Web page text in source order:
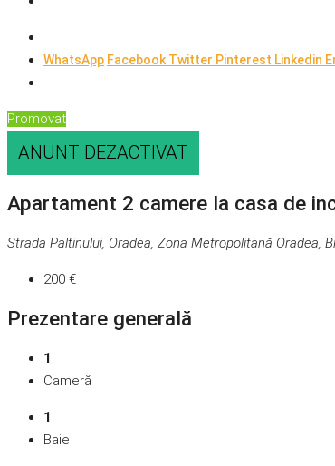
WhatsApp FacebookTwitter Pinterest Linkedin
Promovat
ANUNT DEZACTIVAT
Apartament 2 camere la casa de
Strada Paltinului, Oradea, Zona Metropolitană Oradea,
200 €
Prezentare generală
1
Cameră
1
Baie